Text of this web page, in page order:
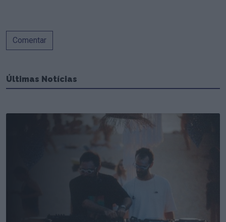
Comentar
Últimas Notícias